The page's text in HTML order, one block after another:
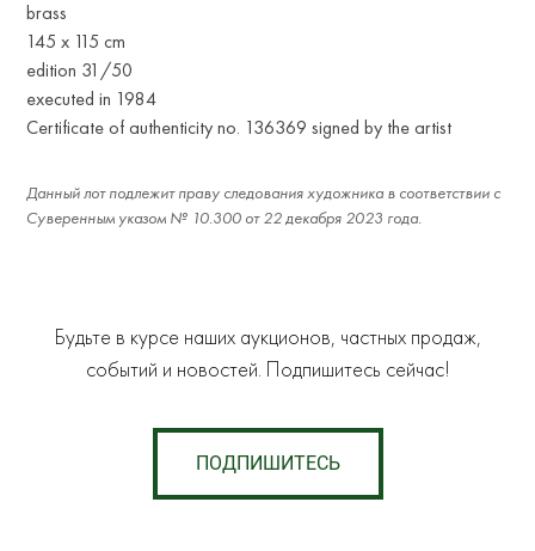
brass
145 x 115 cm
edition 31/50
executed in 1984
Certificate of authenticity no. 136369 signed by the artist
Данный лот подлежит праву следования художника в соответствии с
Суверенным указом № 10.300 от 22 декабря 2023 года.
Будьте в курсе наших аукционов, частных продаж,
событий и новостей. Подпишитесь сейчас!
ПОДПИШИТЕСЬ